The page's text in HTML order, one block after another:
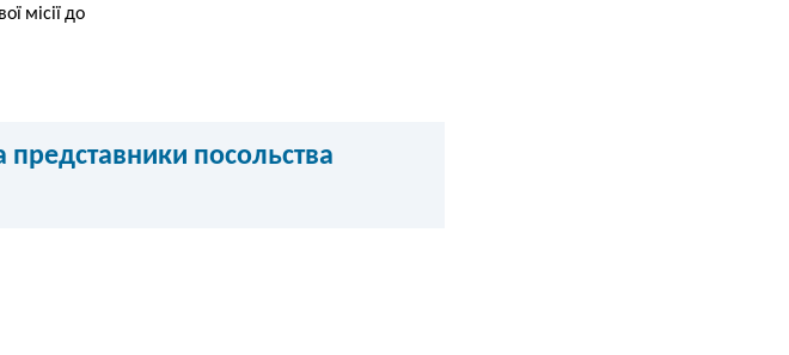
місії до
представники посольства